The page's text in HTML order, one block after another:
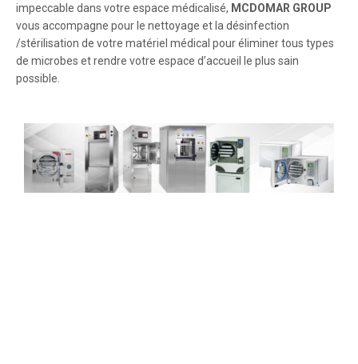
impeccable dans votre espace médicalisé, MCDOMAR GROUP
vous accompagne pour le nettoyage et la désinfection
/stérilisation de votre matériel médical pour éliminer tous types
de microbes et rendre votre espace d’accueil le plus sain
possible.